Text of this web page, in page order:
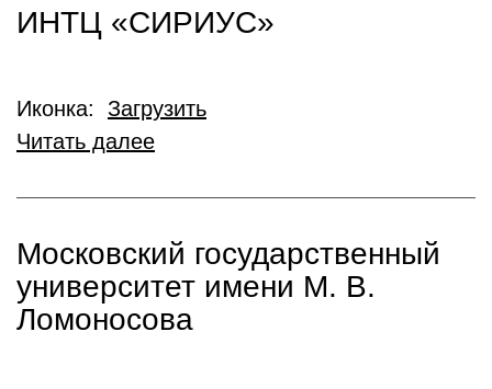
ИНТЦ «СИРИУС»
Иконка: Загрузить
Читать далее
Московский государственный
университет имени М. В.
Ломоносова